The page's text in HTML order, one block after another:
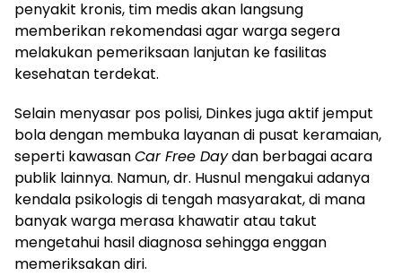
penyakit kronis, tim medis akan langsung
memberikan rekomendasi agar warga segera
melakukan pemeriksaan lanjutan ke fasilitas
kesehatan terdekat.
​Selain menyasar pos polisi, Dinkes juga aktif jemput
bola dengan membuka layanan di pusat keramaian,
seperti kawasanCar Free Daydan berbagai acara
publik lainnya. Namun, dr. Husnul mengakui adanya
kendala psikologis di tengah masyarakat, di mana
banyak warga merasa khawatir atau takut
mengetahui hasil diagnosa sehingga enggan
memeriksakan diri.